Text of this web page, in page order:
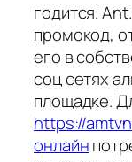
годится.
промокод,
его в
соц сетях
площадке.
https://
онлайн